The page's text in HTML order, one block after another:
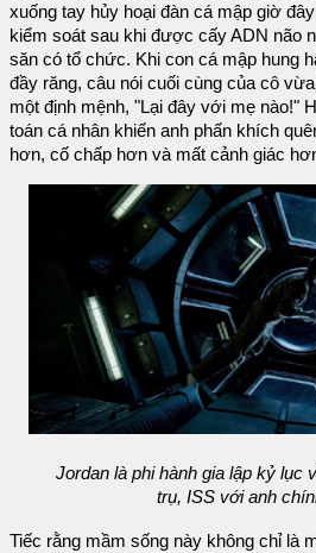
xuống tay hủy hoại đàn cá mập giờ
kiểm soát sau khi được cấy ADN não
săn có tổ chức. Khi con cá mập hung
đầy răng, câu nói cuối cùng của cô
một định mệnh, "Lại đây với mẹ nào!"
toán cá nhân khiến anh phấn khích
hơn, cố chấp hơn và mất cảnh giác
Jordan là phi hành gia lập kỷ lục
trụ, ISS với anh
Tiếc rằng mầm sống này không chỉ là